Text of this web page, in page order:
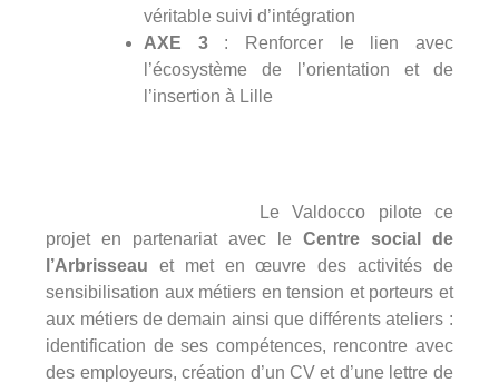
véritable suivi d’intégration
AXE 3: Renforcer le lien avec
l’écosystème de l’orientation et de
l’insertion à Lille
Le Valdocco pilote ce
projet en partenariat avec le Centre social de
l’Arbrisseau et met en œuvre des activités de
sensibilisation aux métiers en tension et porteurs et
aux métiers de demain ainsi que différents ateliers :
identification de ses compétences, rencontre avec
des employeurs, création d’un CV et d’une lettre de